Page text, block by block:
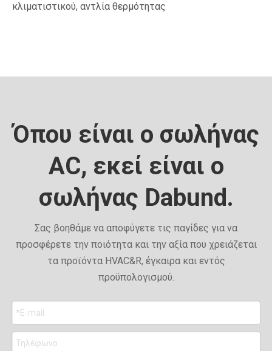
κλιματιστικού, αντλία θερμότητας
Όπου είναι ο σωλήνας
AC, εκεί είναι ο
σωλήνας Dabund.
Σας βοηθάμε να αποφύγετε τις παγίδες για να
προσφέρετε την ποιότητα και την αξία που χρειάζεται
τα προϊόντα HVAC&R, έγκαιρα και εντός
προϋπολογισμού.